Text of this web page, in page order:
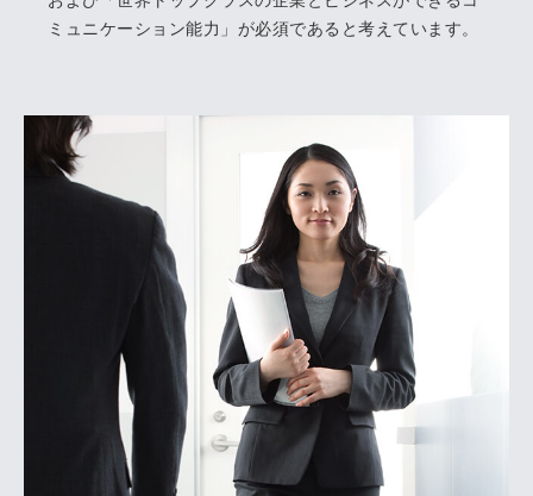
ミュニケーション能力」が必須であると考えています。